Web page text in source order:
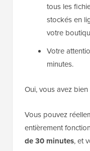
tous les
stockés en
votre
Votre
minutes.
Oui, vous avez bien
Vous pouvez
entièrement
de 30 minutes, et